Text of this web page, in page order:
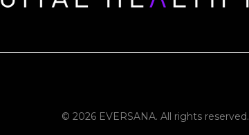
© 2026 EVERSANA. All rights reserved.